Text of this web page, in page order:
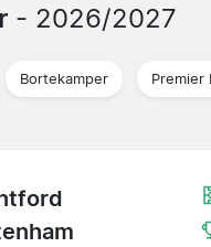
- 2026/2027
Bortekamper Premier